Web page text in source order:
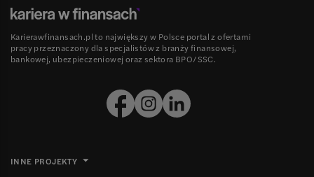
Karierawfinansach.pl to największy w Polsce portal z ofertami
pracy przeznaczony dla specjalistów z branży finansowej,
bankowej, ubezpieczeniowej oraz sektora BPO/SSC.
INNE PROJEKTY